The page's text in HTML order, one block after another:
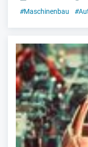
#Maschinenbau #